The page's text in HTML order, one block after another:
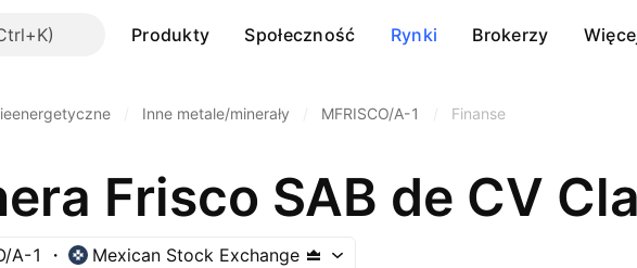
Produkty Społeczność Rynki Brokerzy
Inne metale/minerały MFRISCO/A-1 Finanse
Frisco SAB de CV
A-1 Mexican Stock Exchange